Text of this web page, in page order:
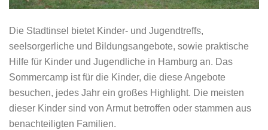
Die Stadtinsel bietet Kinder- und Jugendtreffs,
seelsorgerliche und Bildungsangebote, sowie praktische
Hilfe für Kinder und Jugendliche in Hamburg an. Das
Sommercamp ist für die Kinder, die diese Angebote
besuchen, jedes Jahr ein großes Highlight. Die meisten
dieser Kinder sind von Armut betroffen oder stammen aus
benachteiligten Familien.